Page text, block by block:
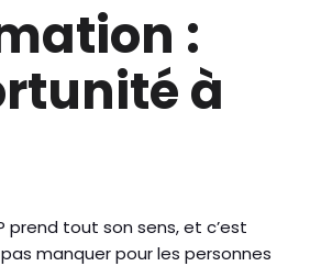
:
à
prend tout son sens, et c’est
manquer pour les personnes